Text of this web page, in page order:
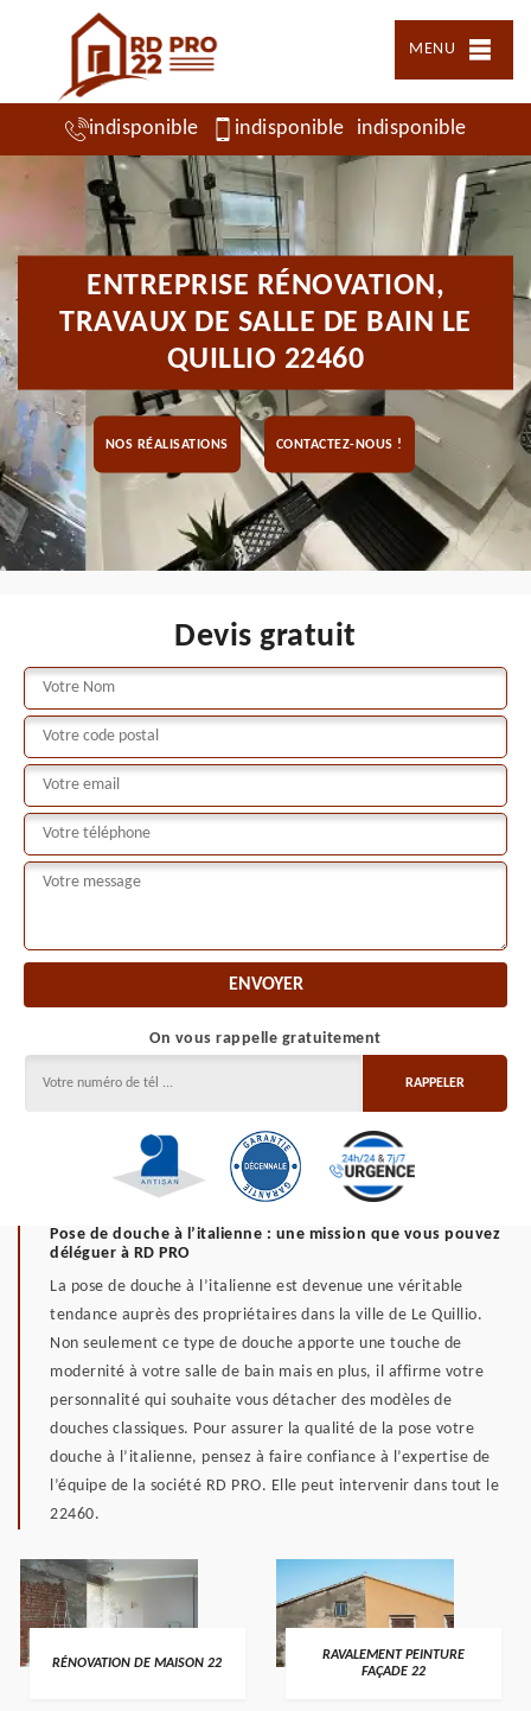
MENU
indisponible indisponible indisponible
ENTREPRISE RÉNOVATION,
TRAVAUX DE SALLE DE BAIN LE
QUILLIO 22460
NOS RÉALISATIONS CONTACTEZ-NOUS !
Devis gratuit
On vous rappelle gratuitement
Pose de douche à l’italienne : une mission que vous pouvez
déléguer à RD PRO
La pose de douche à l’italienne est devenue une véritable
tendance auprès des propriétaires dans la ville de Le Quillio.
Non seulement ce type de douche apporte une touche de
modernité à votre salle de bain mais en plus, il affirme votre
personnalité qui souhaite vous détacher des modèles de
douches classiques. Pour assurer la qualité de la pose votre
douche à l’italienne, pensez à faire confiance à l’expertise de
l’équipe de la société RD PRO. Elle peut intervenir dans tout le
22460.
RÉNOVATION DE MAISON 22
RAVALEMENT PEINTURE
FAÇADE 22